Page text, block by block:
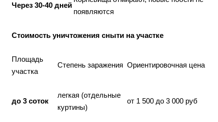
Через 30-40 дней
появляются
Стоимость уничтожения сныти на участке
Площадь
участка
Степень заражения Ориентировочная цена
до 3 соток
легкая (отдельные
куртины)
от 1 500 до 3 000 руб